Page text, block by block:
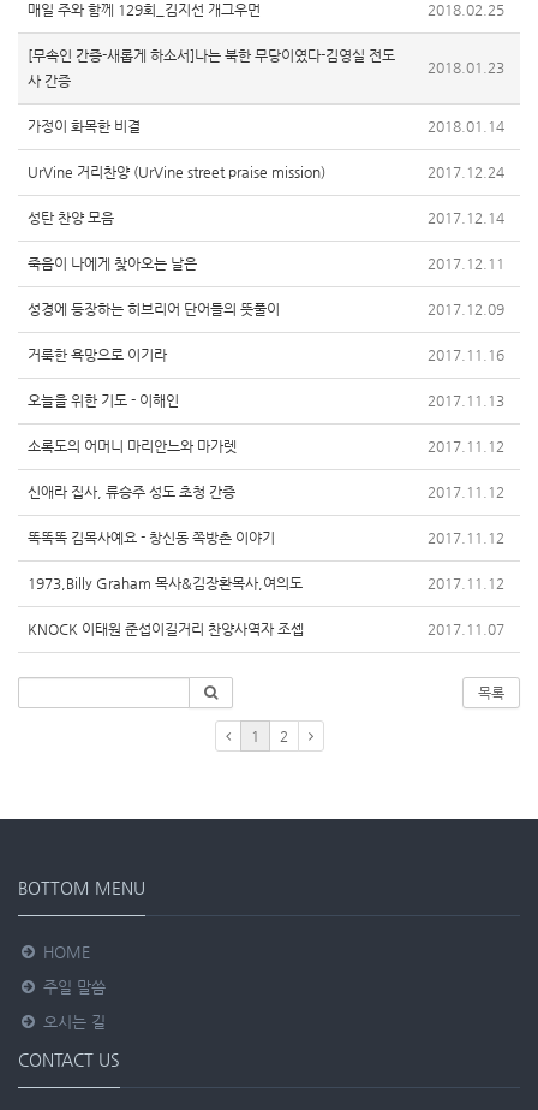
매일 주와 함께 129회_김지선 개그우먼 2018.02.25
[무속인 간증-새롭게 하소서]나는 북한 무당이였다-김영실 전도
사 간증
2018.01.23
가정이 화목한 비결 2018.01.14
UrVine 거리찬양 (UrVine street praise mission) 2017.12.24
성탄 찬양 모음 2017.12.14
죽음이 나에게 찾아오는 날은 2017.12.11
성경에 등장하는 히브리어 단어들의 뜻풀이 2017.12.09
거룩한 욕망으로 이기라 2017.11.16
오늘을 위한 기도 - 이해인 2017.11.13
소록도의 어머니 마리안느와 마가렛 2017.11.12
신애라 집사, 류승주 성도 초청 간증 2017.11.12
똑똑똑 김목사예요 - 창신동 쪽방촌 이야기 2017.11.12
1973,Billy Graham 목사&김장환목사,여의도 2017.11.12
KNOCK 이태원 준섭이길거리 찬양사역자 조셉 2017.11.07
목록
1 2
BOTTOM MENU
HOME
주일 말씀
오시는 길
CONTACT US